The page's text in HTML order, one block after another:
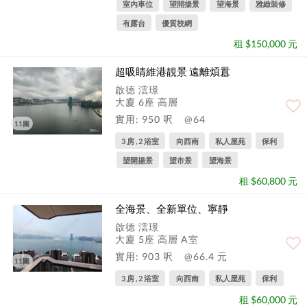
室內車位 望開揚景 望海景 雅緻裝修
有露台 優質校網
租 $150,000 元
11圖
超吸睛維港靚景 遠離煩囂
啟德 澐璟
大廈 6座 高層
實用: 950 呎
@64
3 房 , 2 浴室 向西南 私人屋苑 保利
望開揚景 望市景 望海景
租 $60,800 元
11圖
全海景、全新單位、寧靜
啟德 澐璟
大廈 5座 高層 A室
實用: 903 呎
@66.4 元
3 房 , 2 浴室 向西南 私人屋苑 保利
租 $60,000 元